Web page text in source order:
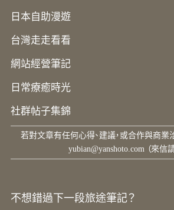
日本自助漫遊
台灣走走看看
網站經營筆記
日常療癒時光
社群帖子集錦
若對文章有任何心得、建議，或合作與商業
yubian@yanshoto.com （來信
不想錯過下一段旅途筆記？